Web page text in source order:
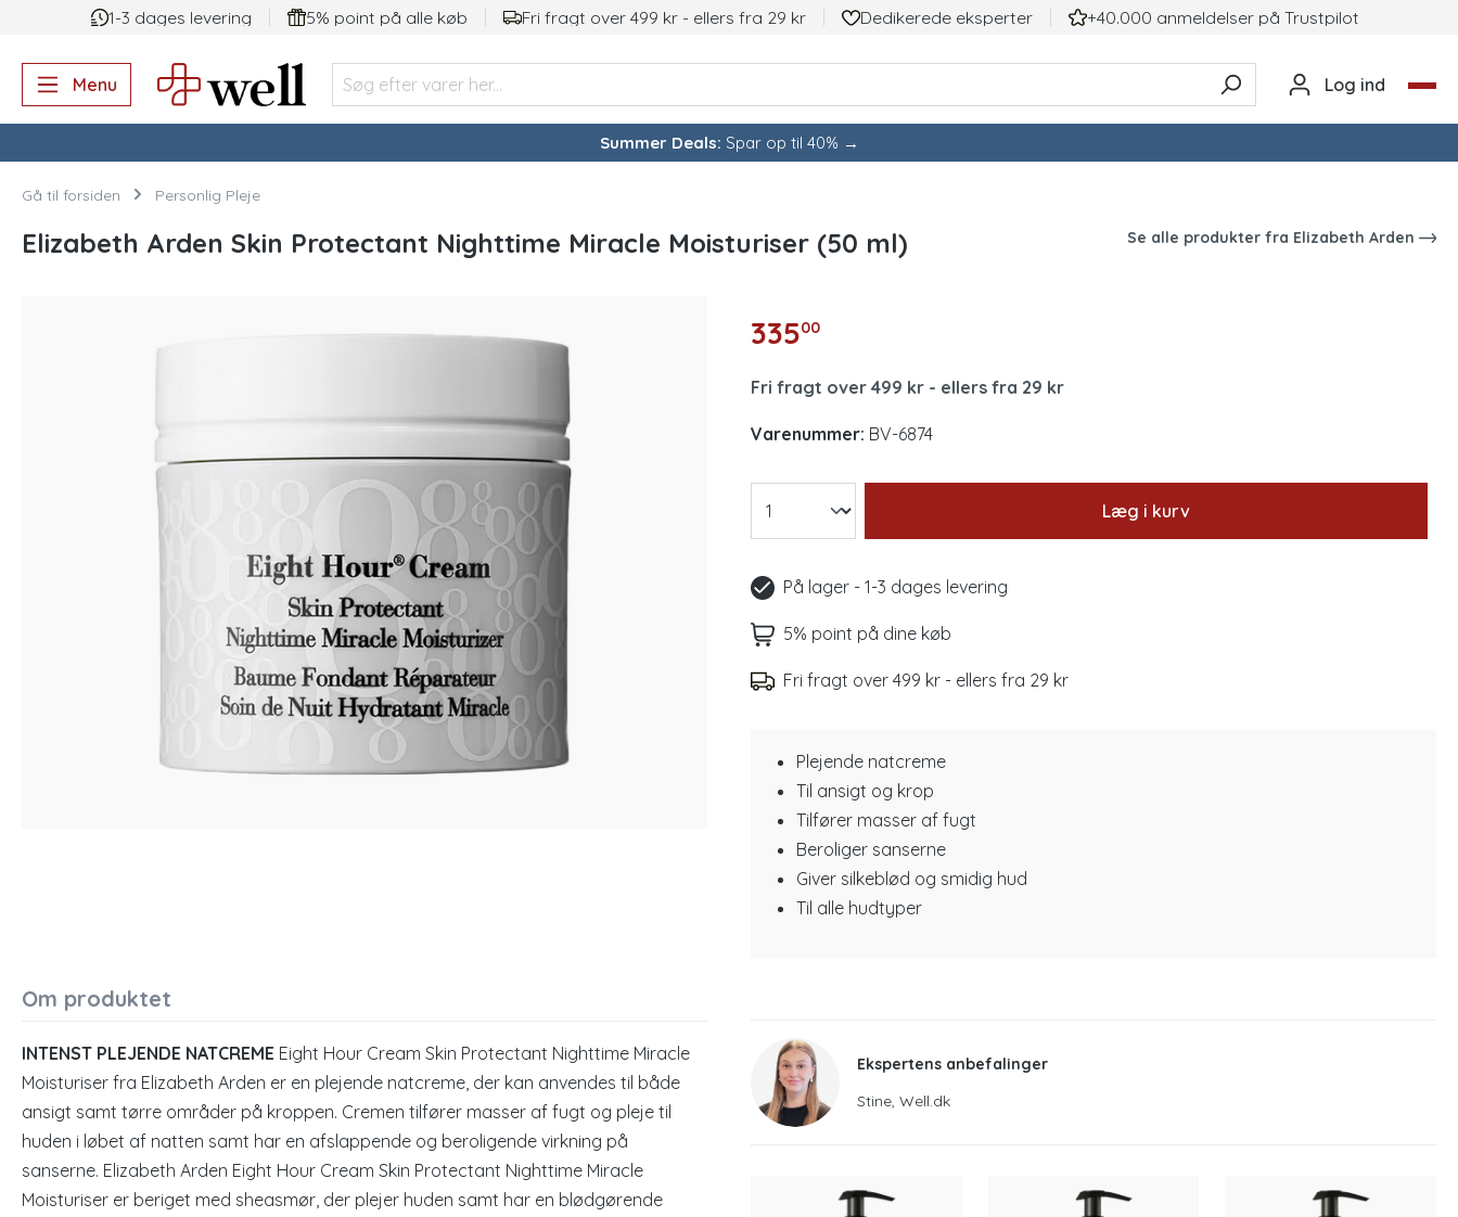
Gå til hovednavigation
1-3 dages levering 5% point på alle køb Fri fragt over 499 kr - ellers fra 29 kr Dedikerede eksperter +40.000 anmeldelser på TrustpiIot
Menu Log ind
Summer Deals: Spar op til 40% →
Gå til forsiden Personlig Pleje
Elizabeth Arden Skin Protectant Nighttime Miracle Moisturiser (50 ml) Se alle produkter fra Elizabeth Arden
33500
Fri fragt over 499 kr - ellers fra 29 kr
Varenummer: BV-6874
Læg i kurv
På lager - 1-3 dages levering
5% point på dine køb
Fri fragt over 499 kr - ellers fra 29 kr
Plejende natcreme
Til ansigt og krop
Tilfører masser af fugt
Beroliger sanserne
Giver silkeblød og smidig hud
Til alle hudtyper
Om produktet
INTENST PLEJENDE NATCREME Eight Hour Cream Skin Protectant Nighttime Miracle
Moisturiser fra Elizabeth Arden er en plejende natcreme, der kan anvendes til både
ansigt samt tørre områder på kroppen. Cremen tilfører masser af fugt og pleje til
huden i løbet af natten samt har en afslappende og beroligende virkning på
sanserne. Elizabeth Arden Eight Hour Cream Skin Protectant Nighttime Miracle
Moisturiser er beriget med sheasmør, der plejer huden samt har en blødgørende
Ekspertens anbefalinger
Stine, Well.dk